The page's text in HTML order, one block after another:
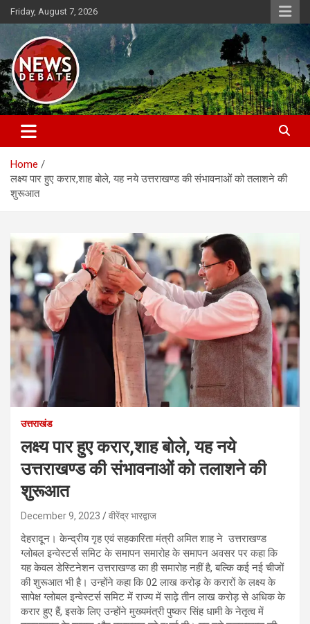
Skip
to
content
Friday, August 7, 2026
News Debate
Home
लक्ष्य पार हुए करार,शाह बोले, यह नये उत्तराखण्ड की संभावनाओं को तलाशने की
शुरूआत
उत्तराखंड
लक्ष्य पार हुए करार,शाह बोले, यह नये
उत्तराखण्ड की संभावनाओं को तलाशने की
शुरूआत
December 9, 2023 वीरेंद्र भारद्वाज
देहरादून। केन्द्रीय गृह एवं सहकारिता मंत्री अमित शाह ने उत्तराखण्ड
ग्लोबल इन्वेस्टर्स समिट के समापन समारोह के समापन अवसर पर कहा कि
यह केवल डेस्टिनेशन उत्तराखण्ड का ही समारोह नहीं है, बल्कि कई नई चीजों
की शुरूआत भी है। उन्होंने कहा कि 02 लाख करोड़ के करारों के लक्ष्य के
सापेक्ष ग्लोबल इन्वेस्टर्स समिट में राज्य में साढ़े तीन लाख करोड़ से अधिक के
करार हुए हैं, इसके लिए उन्होंने मुख्यमंत्री पुष्कर सिंह धामी के नेतृत्व में